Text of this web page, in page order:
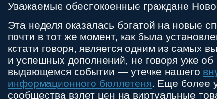
Уважаемые обеспокоенные граждане
Эта неделя оказалась богатой на новые
почти в тот же момент, как была
кстати говоря, является одним из самых
и успешных дополнений, не говоря уже об
выдающемся событии — утечке нашего
информационного бюллетеня. Еще более
сообщества взлет цен на виртуальные